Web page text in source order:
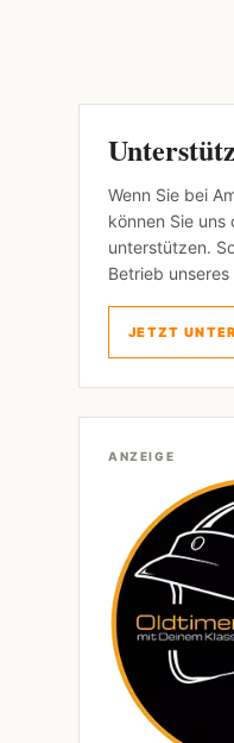
Wenn Sie bei
können Sie uns
unterstützen.
Betrieb
JETZT
ANZEIGE